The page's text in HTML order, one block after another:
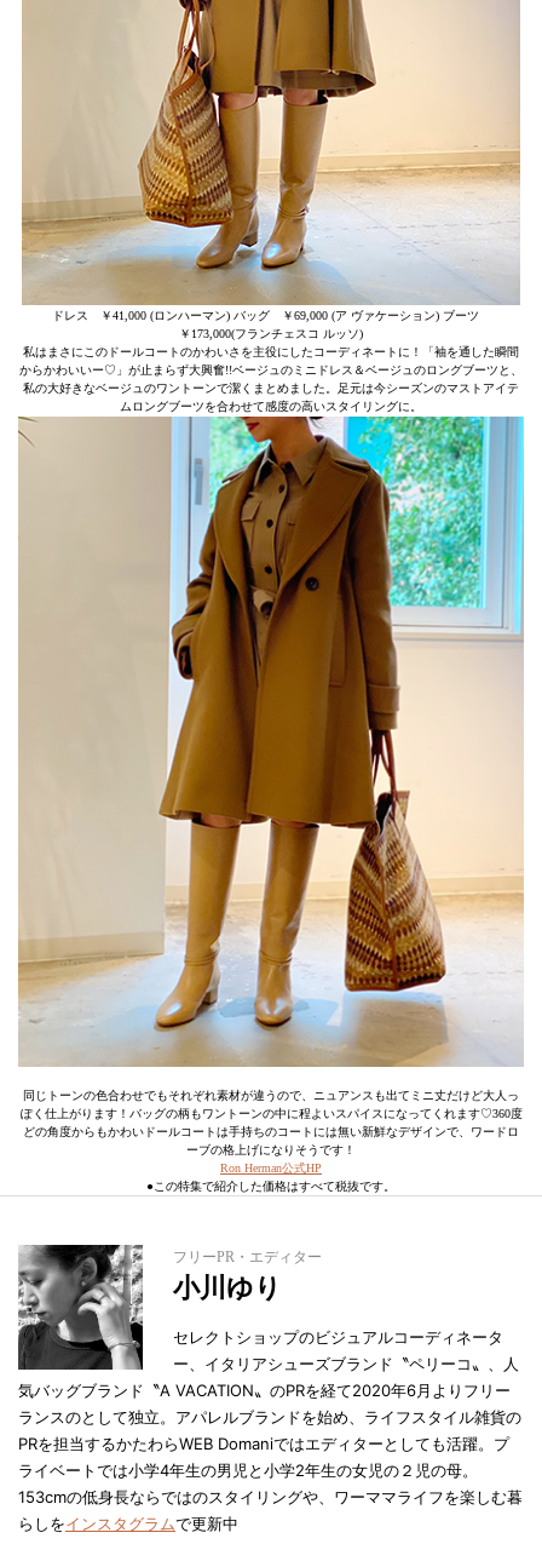
ドレス ￥41,000 (ロンハーマン) バッグ ￥69,000 (ア ヴァケーション) ブーツ
￥173,000(フランチェスコ ルッソ)
私はまさにこのドールコートのかわいさを主役にしたコーディネートに！「袖を通した瞬間
からかわいいー♡」が止まらず大興奮!!ベージュのミニドレス＆ベージュのロングブーツと、
私の大好きなベージュのワントーンで潔くまとめました。足元は今シーズンのマストアイテ
ムロングブーツを合わせて感度の高いスタイリングに。
同じトーンの色合わせでもそれぞれ素材が違うので、ニュアンスも出てミニ丈だけど大人っ
ぽく仕上がります！バッグの柄もワントーンの中に程よいスパイスになってくれます♡360度
どの角度からもかわいドールコートは手持ちのコートには無い新鮮なデザインで、ワードロ
ーブの格上げになりそうです！
Ron Herman公式HP
●この特集で紹介した価格はすべて税抜です。
フリーPR・エディター
小川ゆり
セレクトショップのビジュアルコーディネータ
ー、イタリアシューズブランド〝ペリーコ〟、人
気バッグブランド〝A VACATION〟のPRを経て2020年6月よりフリー
ランスのとして独立。アパレルブランドを始め、ライフスタイル雑貨の
PRを担当するかたわらWEB Domaniではエディターとしても活躍。プ
ライベートでは小学4年生の男児と小学2年生の女児の２児の母。
153cmの低身長ならではのスタイリングや、ワーママライフを楽しむ暮
らしをインスタグラムで更新中